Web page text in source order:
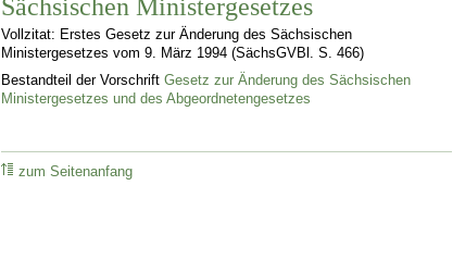
Sächsischen Ministergesetzes
Vollzitat: Erstes Gesetz zur Änderung des Sächsischen
Ministergesetzes vom 9. März 1994 (SächsGVBl. S. 466)
Bestandteil der VorschriftGesetz zur Änderung des Sächsischen
Ministergesetzes und des Abgeordnetengesetzes
zum Seitenanfang